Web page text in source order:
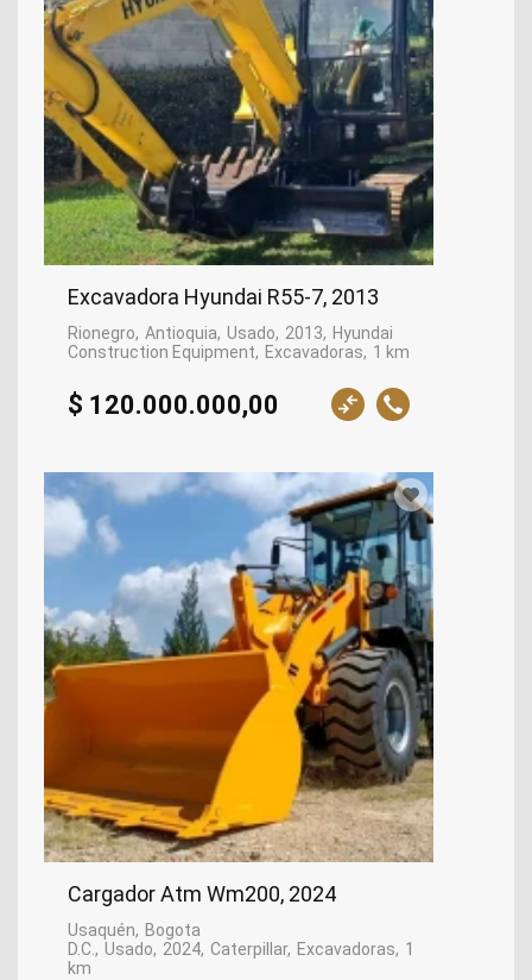
Excavadora Hyundai R55-7, 2013
Rionegro Antioquia Usado 2013
Hyundai
Construction Equipment
Excavadoras 1 km
$ 120.000.000,00
Cargador Atm Wm200, 2024
Usaquén
Bogota
D.C. Usado 2024 Caterpillar Excavadoras
1
km